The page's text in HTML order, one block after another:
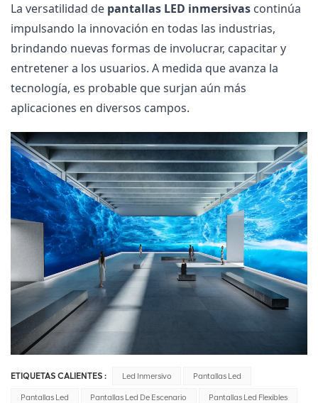
La versatilidad de pantallas LED inmersivas continúa
impulsando la innovación en todas las industrias,
brindando nuevas formas de involucrar, capacitar y
entretener a los usuarios. A medida que avanza la
tecnología, es probable que surjan aún más
aplicaciones en diversos campos.
ETIQUETAS CALIENTES : Led Inmersivo Pantallas Led
Pantallas Led Pantallas Led De Escenario Pantallas Led Flexibles